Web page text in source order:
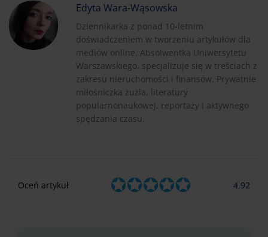
Edyta Wara-Wąsowska
Dziennikarka z ponad 10-letnim
doświadczeniem w tworzeniu artykułów dla
mediów online. Absolwentka Uniwersytetu
Warszawskiego, specjalizuje się w treściach z
zakresu nieruchomości i finansów. Prywatnie
miłośniczka żużla, literatury
popularnonaukowej, reportaży i aktywnego
spędzania czasu.
Oceń artykuł 4,92